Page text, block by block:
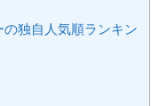
独自人気順ランキン